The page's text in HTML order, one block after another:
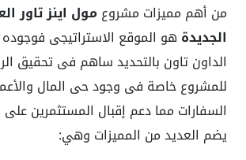
من أهم مميزات مشروعمول اينز تاور
الجديدة هو الموقع الاستراتيجى
الداون تاون بالتحديد ساهم فى تحقيق
للمشروع خاصة فى وجود حى المال
السفارات مما دعم إقبال المستثمرين
يضم العديد من المميزات وهي: